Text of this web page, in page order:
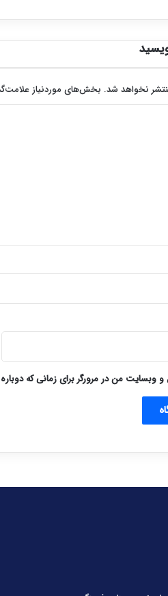
نخواهد شد. بخش‌های موردنیاز
و وبسایت من در مرورگر برای زمانی که